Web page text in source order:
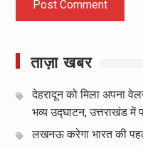
ताज़ा खबर
देहरादून को मिला अपना
भव्य उद्घाटन, उत्तराखंड में
लखनऊ करेगा भारत की